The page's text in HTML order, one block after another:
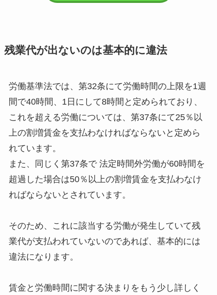
残業代が出ないのは基本的に違法
労働基準法では、第32条にて労働時間の上限を1週
間で40時間、1日にして8時間と定められており、
これを超える労働については、第37条にて25％以
上の割増賃金を支払わなければならないと定めら
れています。
また、同じく第37条で 法定時間外労働が60時間を
超過した場合は50％以上の割増賃金を支払わなけ
ればならないとされています。
そのため、これに該当する労働が発生していて残
業代が支払われていないのであれば、基本的には
違法になります。
賃金と労働時間に関する決まりをもう少し詳しく